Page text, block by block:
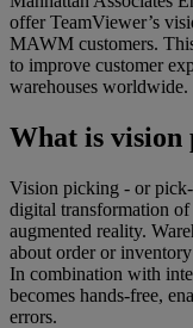
offer TeamViewer’s
MAWM customers.
to improve customer
warehouses worldwide.
What is vision
Vision picking - or
digital transformation
augmented reality.
about order or
In combination with
becomes hands-free,
errors.